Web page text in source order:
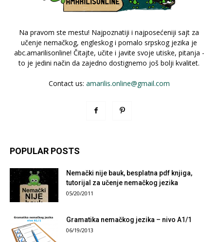
Na pravom ste mestu! Najpoznatiji i najposećeniji sajt za
učenje nemačkog, engleskog i pomalo srpskog jezika je
abc.amarilisonline! Čitajte, učite i javite svoje utiske, pitanja -
to je jedini način da zajedno dostignemo još bolji kvalitet.
Contact us: amarilis.online@gmail.com
POPULAR POSTS
Nemački nije bauk, besplatna pdf knjiga,
tutorijal za učenje nemačkog jezika
05/20/2011
Gramatika nemačkog jezika – nivo A1/1
06/19/2013